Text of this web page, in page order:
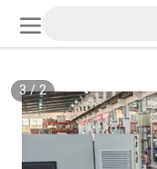
2
/
3